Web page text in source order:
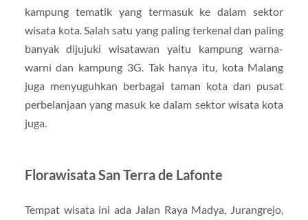
kampung tematik yang termasuk ke dalam sektor
wisata kota. Salah satu yang paling terkenal dan paling
banyak dijujuki wisatawan yaitu kampung warna-
warni dan kampung 3G. Tak hanya itu, kota Malang
juga menyuguhkan berbagai taman kota dan pusat
perbelanjaan yang masuk ke dalam sektor wisata kota
juga.
Florawisata San Terra de Lafonte
Tempat wisata ini ada Jalan Raya Madya, Jurangrejo,